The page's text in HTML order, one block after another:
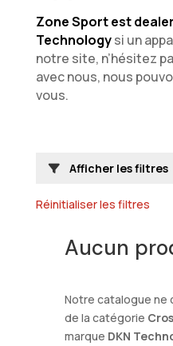
Zone Sport est
Technologysi un
notre site, n’hésitez
avec nous, nous
vous.
Afficher les filtres
Réinitialiser les filtres
Aucun
Notre catalogue ne
de la catégorie
marque DKN